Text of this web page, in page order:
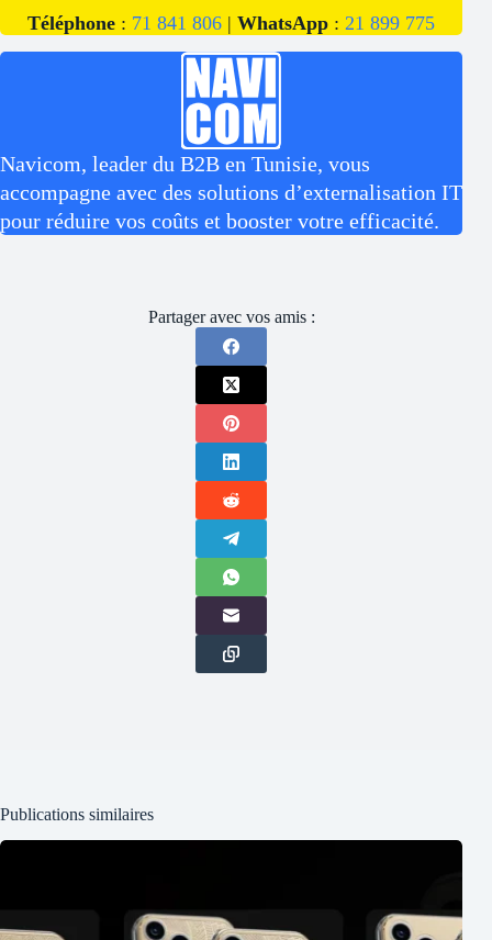
Téléphone : 71 841 806 |WhatsApp :21 899 775
Navicom, leader du B2B en Tunisie, vous
accompagne avec des solutions d’externalisation IT
pour réduire vos coûts et booster votre efficacité.
Partager avec vos amis :
Publications similaires